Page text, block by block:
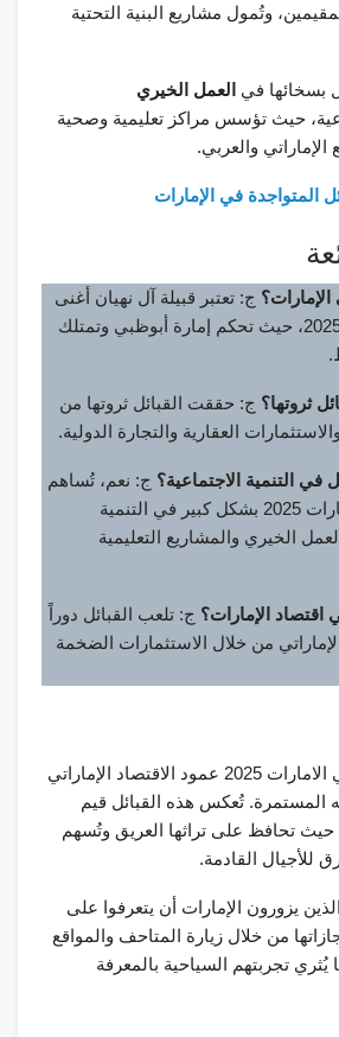
وتُمول مشاريع البنية التحتية
بسخائها في العمل الخيري
حيث تؤسس مراكز تعليمية وصحية
والعربي.
المتواجدة في الإمارات
ج: تعتبر قبيلة آل نهيان أغنى
القبائل في الامارات 2025، حيث تحكم إمارة أبوظبي وتمتلك
ثروتها؟ ج: حققت القبائل ثروتها من
العقارية والتجارة الدولية.
في التنمية الاجتماعية؟ ج: نعم، تُساهم
أغنى القبائل في الامارات 2025 بشكل كبير في التنمية
الخيري والمشاريع التعليمية
اقتصاد الإمارات؟ ج: تلعب القبائل دوراً
من خلال الاستثمارات الضخمة
تمثل أغنى القبائل في الامارات 2025 عمود الاقتصاد الإماراتي
المستمرة. تُعكس هذه القبائل قيم
حيث تحافظ على تراثها العريق وتُسهم
للأجيال القادمة.
يزورون الإمارات أن يتعرفوا على
من خلال زيارة المتاحف والمواقع
يُثري تجربتهم السياحية بالمعرفة